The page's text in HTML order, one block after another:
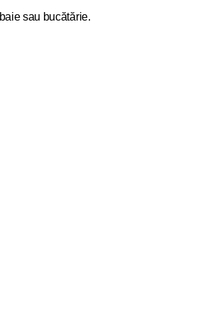
sau bucătărie.